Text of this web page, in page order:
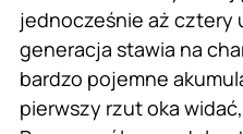
jednocześnie aż cztery
generacja stawia na
bardzo pojemne
pierwszy rzut oka